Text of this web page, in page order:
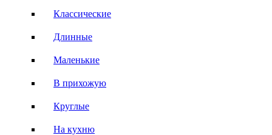
Классические
Длинные
Маленькие
В прихожую
Круглые
На кухню